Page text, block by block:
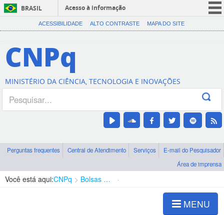
BRASIL
Acesso à informação
CORONAVÍRUS (COVID-19)
Canais
ACESSIBILIDADE ALTO CONTRASTE MAPA DO SITE
CNPq
MINISTÉRIO DA CIÊNCIA, TECNOLOGIA E INOVAÇÕES
Perguntas frequentes Central de Atendimento Serviços
E-mail do Pesquisador
Área de imprensa
Você está aqui:CNPq Bolsas e Auxílios Vigentes
MENU